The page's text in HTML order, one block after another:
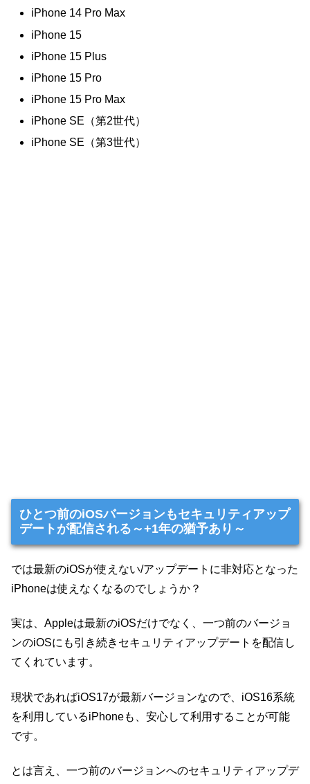
iPhone 14 Pro Max
iPhone 15
iPhone 15 Plus
iPhone 15 Pro
iPhone 15 Pro Max
iPhone SE（第2世代）
iPhone SE（第3世代）
ひとつ前のiOSバージョンもセキュリティアップ
デートが配信される～+1年の猶予あり～
では最新のiOSが使えない/アップデートに非対応となった
iPhoneは使えなくなるのでしょうか？
実は、Appleは最新のiOSだけでなく、一つ前のバージョ
ンのiOSにも引き続きセキュリティアップデートを配信し
てくれています。
現状であればiOS17が最新バージョンなので、iOS16系統
を利用しているiPhoneも、安心して利用することが可能
です。
とは言え、一つ前のバージョンへのセキュリティアップデ